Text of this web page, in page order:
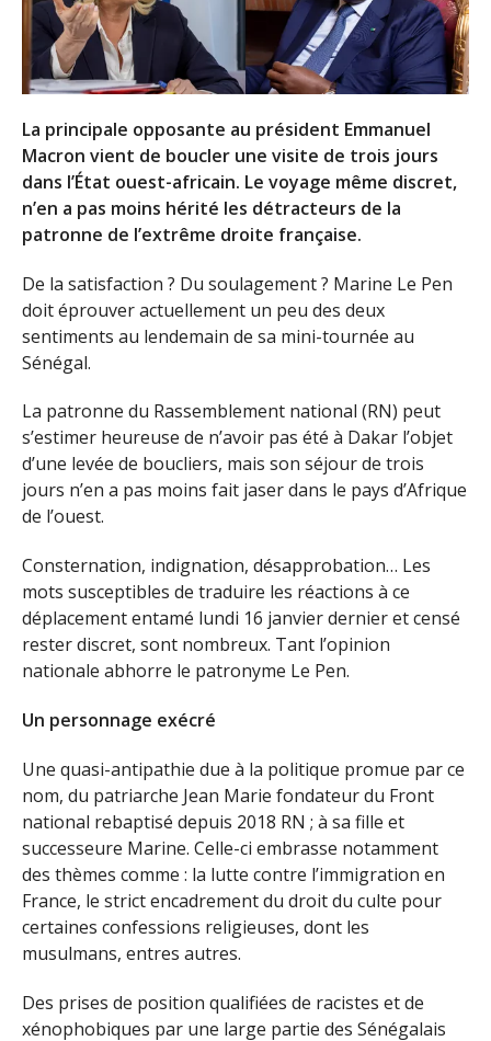
La principale opposante au président Emmanuel
Macron vient de boucler une visite de trois jours
dans l’État ouest-africain. Le voyage même discret,
n’en a pas moins hérité les détracteurs de la
patronne de l’extrême droite française.
De la satisfaction ? Du soulagement ? Marine Le Pen
doit éprouver actuellement un peu des deux
sentiments au lendemain de sa mini-tournée au
Sénégal.
La patronne du Rassemblement national (RN) peut
s’estimer heureuse de n’avoir pas été à Dakar l’objet
d’une levée de boucliers, mais son séjour de trois
jours n’en a pas moins fait jaser dans le pays d’Afrique
de l’ouest.
Consternation, indignation, désapprobation… Les
mots susceptibles de traduire les réactions à ce
déplacement entamé lundi 16 janvier dernier et censé
rester discret, sont nombreux. Tant l’opinion
nationale abhorre le patronyme Le Pen.
Un personnage exécré
Une quasi-antipathie due à la politique promue par ce
nom, du patriarche Jean Marie fondateur du Front
national rebaptisé depuis 2018 RN ; à sa fille et
successeure Marine. Celle-ci embrasse notamment
des thèmes comme : la lutte contre l’immigration en
France, le strict encadrement du droit du culte pour
certaines confessions religieuses, dont les
musulmans, entres autres.
Des prises de position qualifiées de racistes et de
xénophobiques par une large partie des Sénégalais